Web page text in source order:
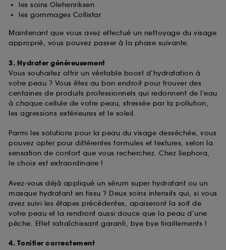
les soins Olehenriksen
les gommages Collistar
Maintenant que vous avez effectué un nettoyage du visage
approprié, vous pouvez passer à la phase suivante.
3. Hydrater généreusement
Vous souhaitez offrir un véritable boost d’hydratation à
votre peau ? Vous êtes au bon endroit pour trouver des
centaines de produits professionnels qui redonnent de l’eau
à chaque cellule de votre peau, stressée par la pollution,
les agressions extérieures et le soleil.
Parmi les solutions pour la peau du visage desséchée, vous
pouvez opter pour différentes formules et textures, selon la
sensation de confort que vous recherchez. Chez Sephora,
le choix est extraordinaire !
Avez-vous déjà appliqué un sérum super hydratant ou un
masque hydratant en tissu ? Deux soins intensifs qui, si vous
avez suivi les étapes précédentes, apaiseront la soif de
votre peau et la rendront aussi douce que la peau d’une
pêche. Effet rafraîchissant garanti, bye bye tiraillements !
4. Tonifier correctement